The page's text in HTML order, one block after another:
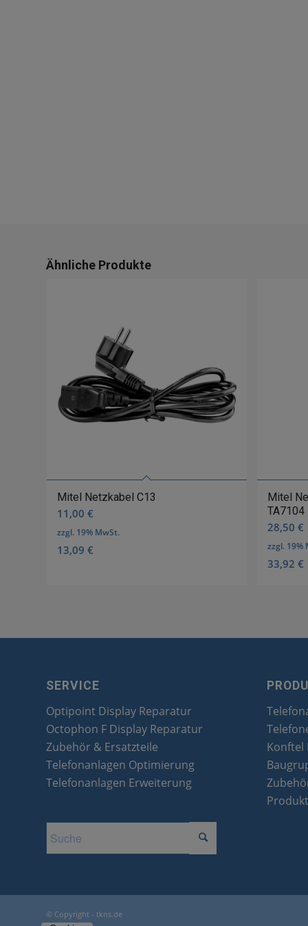
Ähnliche Produkte
Mitel Netzkabel C13
11,00 €
zzgl. 19% MwSt.
13,09 €
Mitel
TA7104
28,50 €
zzgl. 19%
33,92 €
SERVICE
Optipoint Display Reparatur
Octophon F Display Reparatur
Zubehör & Ersatzteile
Telefonanlagen Optimierung
Telefonanlagen Erweiterung
Konftel
© Copyright - tkns.de